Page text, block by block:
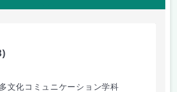
文化コミュニケーション学科